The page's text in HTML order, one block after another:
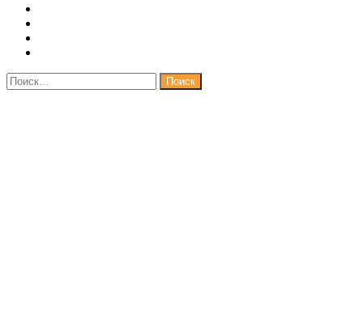
Facebook
Google+
Одноклассники
WhatsApp
Telegram
Viber
Кнопка
«Наверх»
Закрыть
Найти: